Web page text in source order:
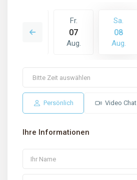
16
Fr.
07
Aug.
Sa.
08
Aug.
Persönlich Video Chat
Ihre Informationen